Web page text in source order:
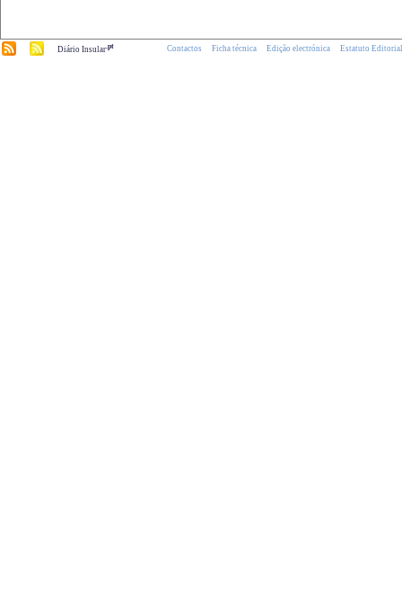
Diário Insular.pt Contactos Ficha técnica Edição electrónica Estatuto Editorial